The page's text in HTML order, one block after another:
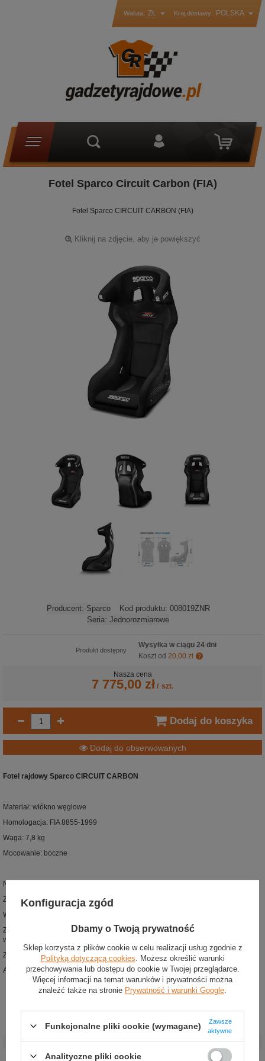
Waluta: ZŁ Kraj dostawy: POLSKA
Fotel Sparco Circuit Carbon (FIA)
Fotel Sparco CIRCUIT CARBON (FIA)
Kliknij na zdjęcie, aby je powiększyć
Producent: Sparco Kod produktu: 008019ZNR
Seria: Jednorozmiarowe
Produkt dostępny
Wysyłka w ciągu 24 dni
Koszt od 20,00 zł
Nasza cena
7 775,00 zł / szt.
Dodaj do koszyka
Dodaj do obserwowanych
Fotel rajdowy Sparco CIRCUIT CARBON
Materiał: włókno węglowe
Homologacja: FIA 8855-1999
Waga: 7,8 kg
Mocowanie: boczne
Najnowsza wersja niezwykle popularnego fotela z kolekcji Sparco
Zaprojektowany zgodnie z homologacją FIA 8855-1999
Wykonany z wysokiej jakości włókna węglowego
Zwiększona wytrzymałość w stosunku do fotela w technologii QRT, przy redukcji
wagi o około 10%
Zintegrowana strefa ochrony głowy
Antypoślizgowe wstawki na wysokości ramion
Stan:
Nowy
Kategoria:
Fotele
Akcesoria
Fotele samochodowe
Konfiguracja zgód
Dbamy o Twoją prywatność
Sklep korzysta z plików cookie w celu realizacji usług zgodnie z
Polityką dotyczącą cookies . Możesz określić warunki
przechowywania lub dostępu do cookie w Twojej przeglądarce.
Więcej informacji na temat warunków i prywatności można
znaleźć także na stronie Prywatność i warunki Google
Funkcjonalne pliki cookie (wymagane)
Zawsze
aktywne
Analityczne pliki cookie